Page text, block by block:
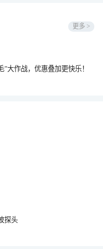
更多 >
大作战，优惠叠加更快乐！
探头